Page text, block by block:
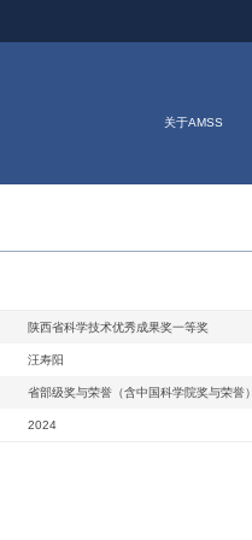
关于AMSS
陕西省科学技术优秀成果奖一等奖
汪寿阳
省部级奖与荣誉（含中国科学院奖与荣誉）
2024